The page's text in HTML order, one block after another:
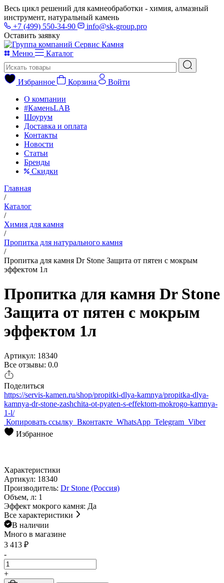
Весь цикл решений для камнеобработки - химия, алмазный
инструмент, натуральный камень
+7 (499) 550-34-90
info@sk-group.pro
Оставить заявку
Меню Каталог
Избранное Корзина
Войти
О компании
#КаменьLAB
Шоурум
Доставка и оплата
Контакты
Новости
Статьи
Бренды
Скидки
Главная
/
Каталог
/
Химия для камня
/
Пропитка для натурального камня
/
Пропитка для камня Dr Stone Защита от пятен с мокрым
эффектом 1л
Пропитка для камня Dr Stone
Защита от пятен с мокрым
эффектом 1л
Артикул: 18340
Все отзывы: 0.0
Поделиться
https://servis-kamen.ru/shop/propitki-dlya-kamnya/propitka-dlya-
kamnya-dr-stone-zashchita-ot-pyaten-s-effektom-mokrogo-kamnya-
1-l/
Копировать ссылку Вконтакте WhatsApp Telegram Viber
Избранное
Характеристики
Артикул: 18340
Производитель: Dr Stone (Россия)
Объем, л: 1
Эффект мокрого камня: Да
Все характеристики
В наличии
Много в магазине
3 413 ₽
-
+